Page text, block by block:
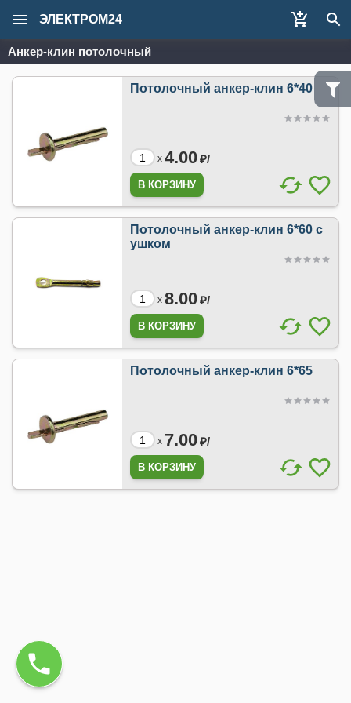
ЭЛЕКТРОМ24
Анкер-клин потолочный
Потолочный анкер-клин 6*40
x 4.00₽/
Потолочный анкер-клин 6*60 с
ушком
x 8.00₽/
Потолочный анкер-клин 6*65
x 7.00₽/